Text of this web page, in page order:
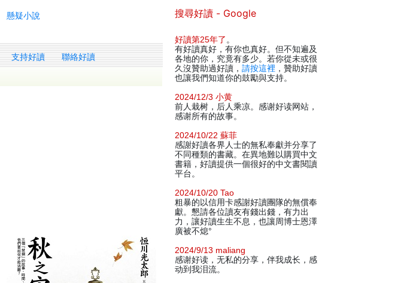
懸疑小說
支持好讀 聯絡好讀
搜尋好讀 - Google
好讀第25年了 。
有好讀真好，有你也真好。但不知遍及
各地的你，究竟有多少。若你從未或很
久沒贊助過好讀， 請按這裡 ，贊助好讀
也讓我們知道你的鼓勵與支持。
2024/12/3 小黄
前人栽树，后人乘凉。感谢好读网站，
感谢所有的故事。
2024/10/22 蘇菲
感謝好讀各界人士的無私奉獻并分享了
不同種類的書藏。在異地難以購買中文
書籍，好讀提供一個很好的中文書閱讀
平台。
2024/10/20 Tao
粗暴的以信用卡感謝好讀團隊的無償奉
獻。懇請各位讀友有錢出錢，有力出
力，讓好讀生生不息，也讓周博士恩澤
廣被不熄°
2024/9/13 maliang
感谢好读，无私的分享，伴我成长，感
动到我泪流。